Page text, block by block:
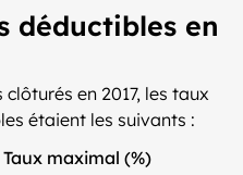
déductibles en
en 2017, les taux
étaient les suivants :
Taux maximal (%)